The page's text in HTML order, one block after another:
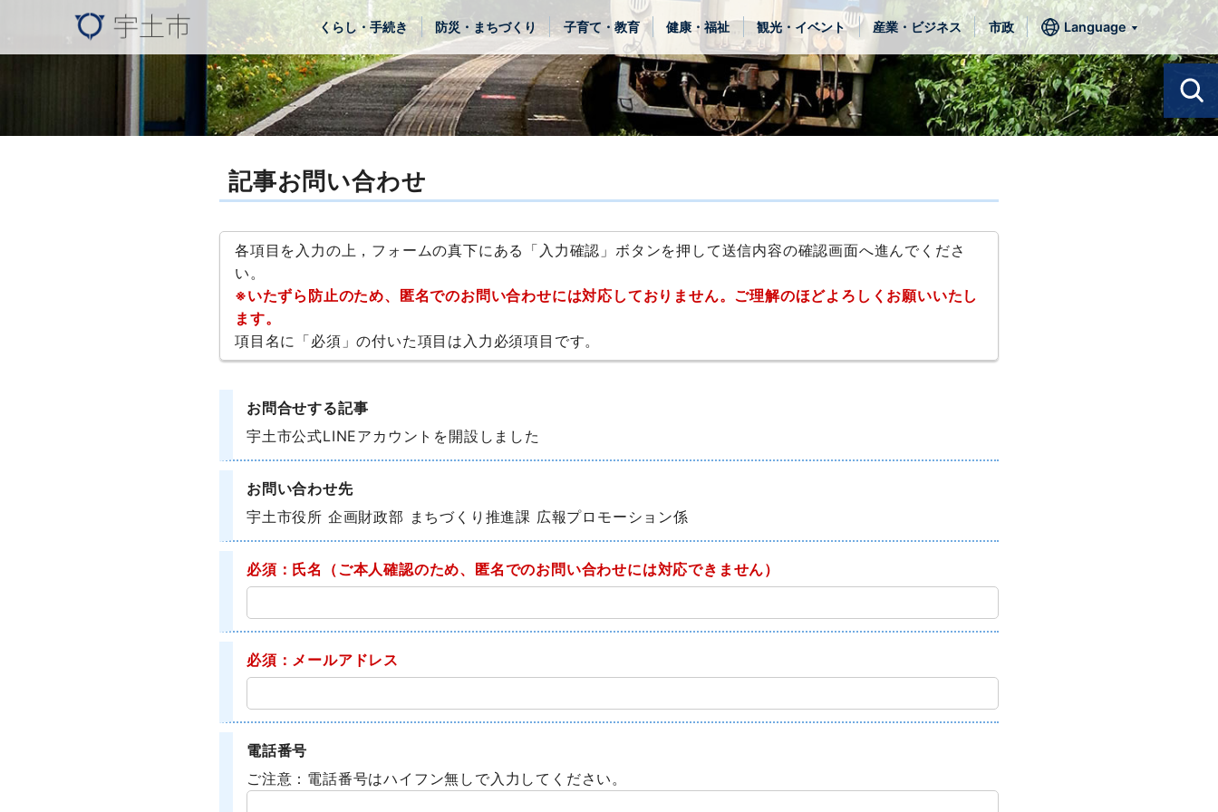
くらし・手続き 防災・まちづくり 子育て・教育 健康・福祉 観光・イベント 産業・ビジネス 市政 Language
記事お問い合わせ
各項目を入力の上，フォームの真下にある「入力確認」ボタンを押して送信内容の確認画面へ進んでくださ
い。
※いたずら防止のため、匿名でのお問い合わせには対応しておりません。ご理解のほどよろしくお願いいたし
ます。
項目名に「必須」の付いた項目は入力必須項目です。
お問合せする記事
宇土市公式LINEアカウントを開設しました
お問い合わせ先
宇土市役所 企画財政部 まちづくり推進課 広報プロモーション係
必須：氏名 （ご本人確認のため、匿名でのお問い合わせには対応できません）
必須：メールアドレス
電話番号
ご注意：電話番号はハイフン無しで入力してください。